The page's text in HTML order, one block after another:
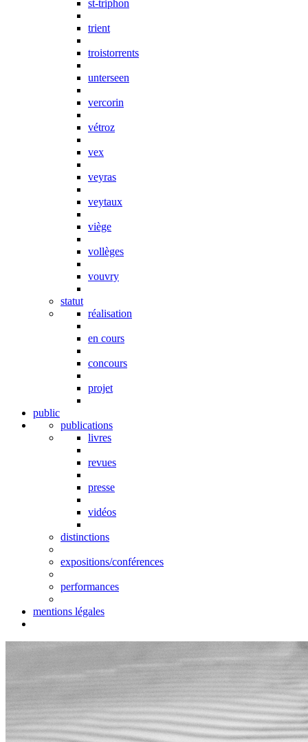
st-triphon
trient
troistorrents
unterseen
vercorin
vétroz
vex
veyras
veytaux
viège
vollèges
vouvry
statut
réalisation
en cours
concours
projet
public
publications
livres
revues
presse
vidéos
distinctions
expositions/conférences
performances
mentions légales